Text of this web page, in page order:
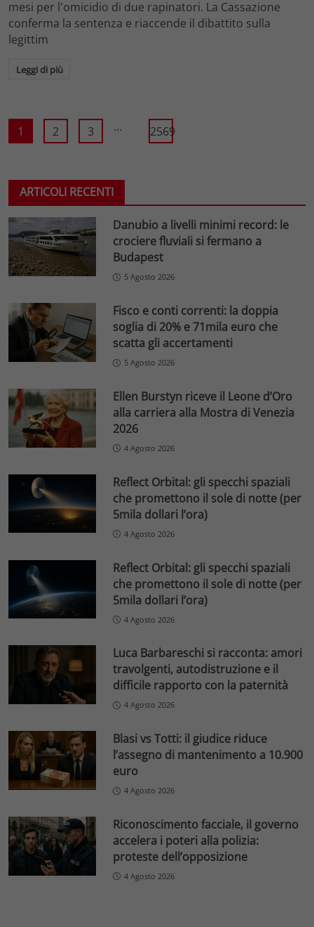
mesi per l'omicidio di due rapinatori. La Cassazione
conferma la sentenza e riaccende il dibattito sulla
legittim
Leggi di più
1 2 3 ... 2569
ARTICOLI RECENTI
Danubio a livelli minimi record: le
crociere fluviali si fermano a
Budapest
5 Agosto 2026
Fisco e conti correnti: la doppia
soglia di 20% e 71mila euro che
scatta gli accertamenti
5 Agosto 2026
Ellen Burstyn riceve il Leone d’Oro
alla carriera alla Mostra di Venezia
2026
4 Agosto 2026
Reflect Orbital: gli specchi spaziali
che promettono il sole di notte (per
5mila dollari l’ora)
4 Agosto 2026
Reflect Orbital: gli specchi spaziali
che promettono il sole di notte (per
5mila dollari l’ora)
4 Agosto 2026
Luca Barbareschi si racconta: amori
travolgenti, autodistruzione e il
difficile rapporto con la paternità
4 Agosto 2026
Blasi vs Totti: il giudice riduce
l’assegno di mantenimento a 10.900
euro
4 Agosto 2026
Riconoscimento facciale, il governo
accelera i poteri alla polizia:
proteste dell’opposizione
4 Agosto 2026